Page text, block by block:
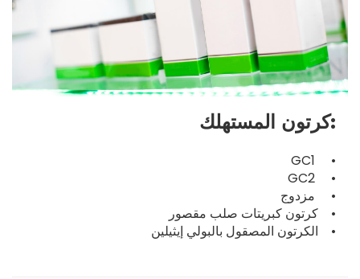
كرتون المستهلك:
GC1 •
GC2 •
مزدوج •
كرتون كبريتات صلب مقصور •
الكرتون المصقول بالبولي إيثيلين •